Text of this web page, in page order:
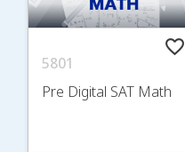
favorite_border
5801
Pre Digital SAT Math